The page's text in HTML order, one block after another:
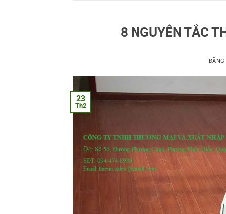
8 NGUYÊN TẮC
ĐĂNG
23
Th2